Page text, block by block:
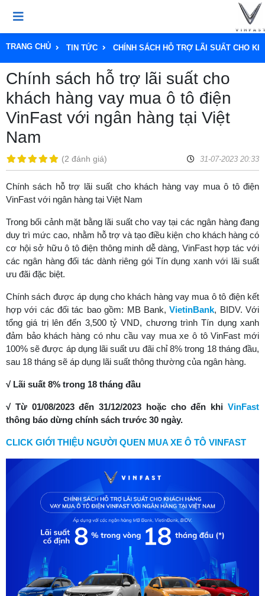
TRANG CHỦ TIN TỨC CHÍNH SÁCH HỖ TRỢ LÃI SUẤT CHO
Chính sách hỗ trợ lãi suất cho
khách hàng vay mua ô tô điện
VinFast với ngân hàng tại Việt
Nam
(2 đánh giá) 31-07-2023 20:33
Chính sách hỗ trợ lãi suất cho khách hàng vay mua ô tô điện
VinFast với ngân hàng tại Việt Nam
Trong bối cảnh mặt bằng lãi suất cho vay tại các ngân hàng đang
duy trì mức cao, nhằm hỗ trợ và tạo điều kiện cho khách hàng có
cơ hội sở hữu ô tô điện thông minh dễ dàng, VinFast hợp tác với
các ngân hàng đối tác dành riêng gói Tín dụng xanh với lãi suất
ưu đãi đặc biệt.
Chính sách được áp dụng cho khách hàng vay mua ô tô điện kết
hợp với các đối tác bao gồm: MB Bank,VietinBank, BIDV. Với
tổng giá trị lên đến 3,500 tỷ VND, chương trình Tín dụng xanh
đảm bảo khách hàng có nhu cầu vay mua xe ô tô VinFast mới
100% sẽ được áp dụng lãi suất ưu đãi chỉ 8% trong 18 tháng đầu,
sau 18 tháng sẽ áp dụng lãi suất thông thường của ngân hàng.
√ Lãi suất 8% trong 18 tháng đầu
√ Từ 01/08/2023 đến 31/12/2023 hoặc cho đến khi VinFast
thông báo dừng chính sách trước 30 ngày.
CLICK GIỚI THIỆU NGƯỜI QUEN MUA XE Ô TÔ VINFAST